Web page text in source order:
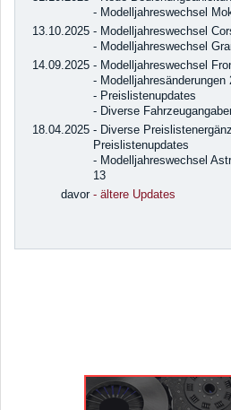
- Modelljahreswechsel
13.10.2025 - Modelljahreswechsel
- Modelljahreswechsel
14.09.2025 - Modelljahreswechsel
- Modelljahresänderungen
- Preislistenupdates
- Diverse
18.04.2025 - Diverse
Preislistenupdates
- Modelljahreswechsel
13
davor - ältere Updates